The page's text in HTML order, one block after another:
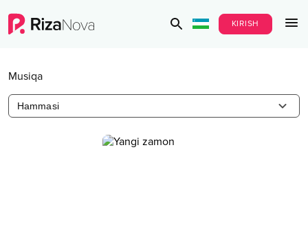
KIRISH
Musiqa
Hammasi